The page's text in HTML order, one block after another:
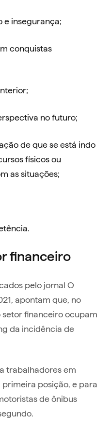
e insegurança;
conquistas
no futuro;
de que se está indo
físicos ou
as situações;
financeiro
pelo jornal O
apontam que, no
setor financeiro ocupam
da incidência de
trabalhadores em
posição, e para
de ônibus